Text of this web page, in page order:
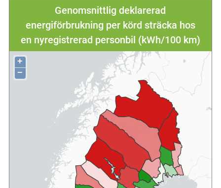
Genomsnittlig deklarerad
energiförbrukning per körd sträcka hos
en nyregistrerad personbil (kWh/100 km)
+
−